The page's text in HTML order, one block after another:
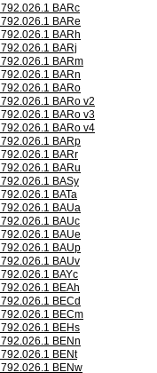
792.026.1 BARc
792.026.1 BARe
792.026.1 BARh
792.026.1 BARj
792.026.1 BARm
792.026.1 BARn
792.026.1 BARo
792.026.1 BARo v2
792.026.1 BARo v3
792.026.1 BARo v4
792.026.1 BARp
792.026.1 BARr
792.026.1 BARu
792.026.1 BASy
792.026.1 BATa
792.026.1 BAUa
792.026.1 BAUc
792.026.1 BAUe
792.026.1 BAUp
792.026.1 BAUv
792.026.1 BAYc
792.026.1 BEAh
792.026.1 BECd
792.026.1 BECm
792.026.1 BEHs
792.026.1 BENn
792.026.1 BENt
792.026.1 BENw